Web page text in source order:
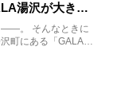
湯沢が大きく
――。 そんなときに
町にある「GALA湯